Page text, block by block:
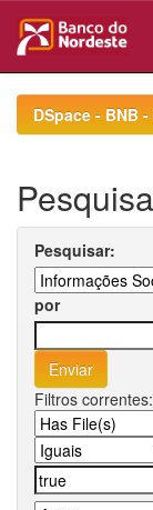
navigationDSpace - BNB
Pesquisar:
por
Filtros correntes: